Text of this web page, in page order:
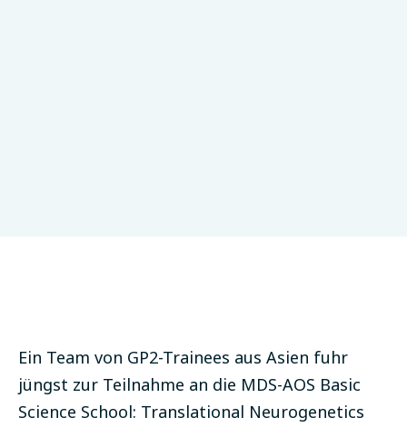
Ein Team von GP2-Trainees aus Asien fuhr
jüngst zur Teilnahme an die MDS-AOS Basic
Science School: Translational Neurogenetics